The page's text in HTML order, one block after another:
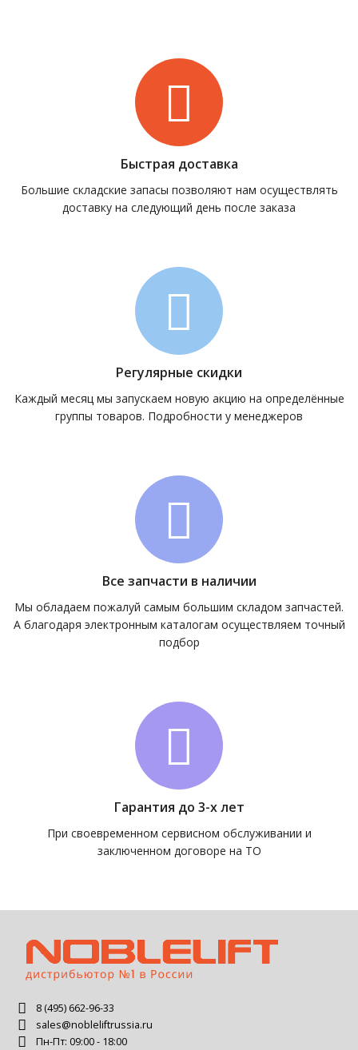
Быстрая доставка
Большие складские запасы позволяют нам осуществлять
доставку на следующий день после заказа
Регулярные скидки
Каждый месяц мы запускаем новую акцию на определённые
группы товаров. Подробности у менеджеров
Все запчасти в наличии
Мы обладаем пожалуй самым большим складом запчастей.
А благодаря электронным каталогам осуществляем точный
подбор
Гарантия до 3-х лет
При своевременном сервисном обслуживании и
заключенном договоре на ТО
8 (495) 662-96-33
sales@nobleliftrussia.ru
Пн-Пт: 09:00 - 18:00